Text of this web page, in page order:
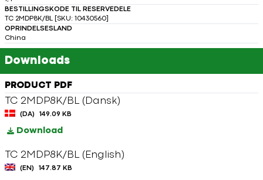
BESTILLINGSKODE TIL RESERVEDELE
TC 2MDP8K/BL [SKU: 10430560]
OPRINDELSESLAND
China
Downloads
PRODUCT PDF
TC 2MDP8K/BL (Dansk)
(DA) 149.09 KB
Download
TC 2MDP8K/BL (English)
(EN) 147.87 KB